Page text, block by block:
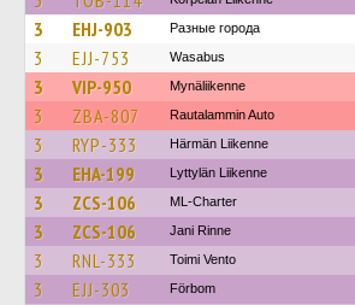
3 EHJ-903 Разные города
3 EJJ-753 Wasabus
3 VIP-950 Mynäliikenne
3 ZBA-807 Rautalammin Auto
3 RYP-333 Härmän Liikenne
3 EHA-199 Lyttylän Liikenne
3 ZCS-106 ML-Charter
3 ZCS-106 Jani Rinne
3 RNL-333 Toimi Vento
3 EJJ-303 Förbom